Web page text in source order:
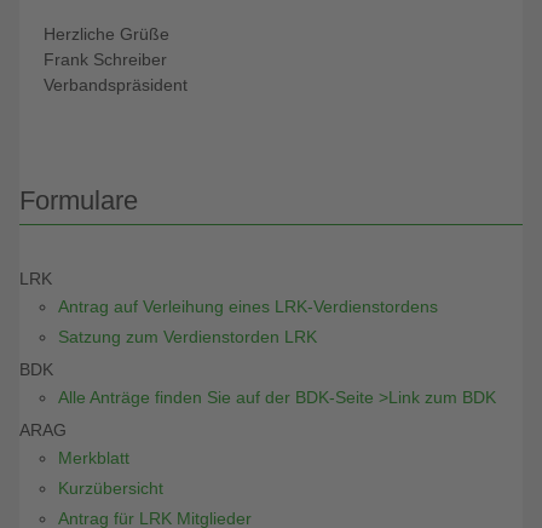
Herzliche Grüße
Frank Schreiber
Verbandspräsident
Formulare
LRK
Antrag auf Verleihung eines LRK-Verdienstordens
Satzung zum Verdienstorden LRK
BDK
Alle Anträge finden Sie auf der BDK-Seite >Link zum BDK
ARAG
Merkblatt
Kurzübersicht
Antrag für LRK Mitglieder